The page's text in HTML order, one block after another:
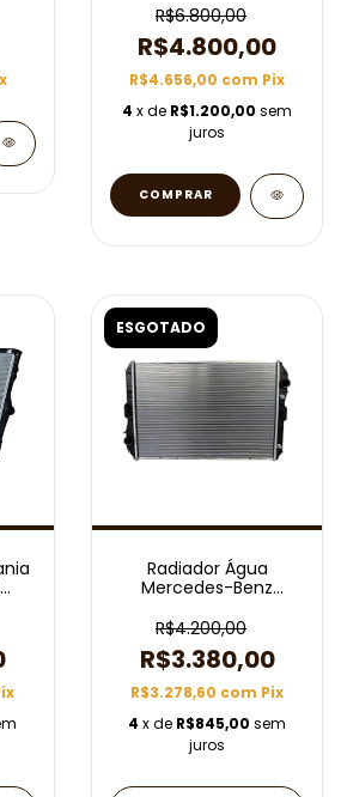
R$6.800,00
R$4.800,00
R$4.656,00 com Pix
4 x de R$1.200,00 sem
juros
ESGOTADO
Radiador Água
Mercedes-Benz
Mahle CR713001P
R$4.200,00
R$3.380,00
R$3.278,60 com Pix
4 x de R$845,00 sem
juros